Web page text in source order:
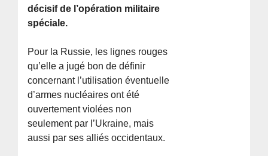
décisif de l’opération militaire
spéciale.
Pour la Russie, les lignes rouges
qu’elle a jugé bon de définir
concernant l’utilisation éventuelle
d’armes nucléaires ont été
ouvertement violées non
seulement par l’Ukraine, mais
aussi par ses alliés occidentaux.